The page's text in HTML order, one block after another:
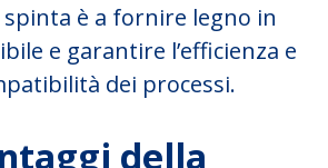
spinta è a fornire legno in
e garantire l’efficienza e
dei processi.
della